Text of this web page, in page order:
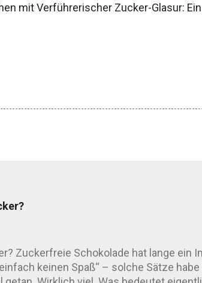
mit Verführerischer Zucker-Glasur:
Zuckerfreie Schokolade hat lange ein
keinen Spaß“ – solche Sätze